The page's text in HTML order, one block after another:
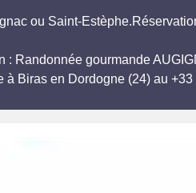
ou Saint-
: Randonnée gourmande
Biras en Dordogne (24) au +33